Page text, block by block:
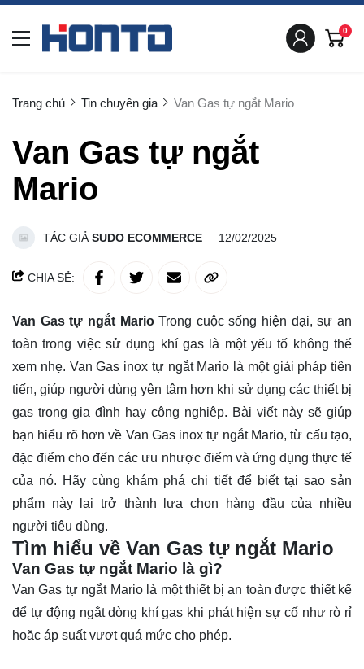
0
Trang chủ Tin chuyên gia Van Gas tự ngắt Mario
Van Gas tự ngắt
Mario
TÁC GIẢ SUDO ECOMMERCE 12/02/2025
CHIA SẺ:
Van Gas tự ngắt MarioTrong cuộc sống hiện đại, sự an
toàn trong việc sử dụng khí gas là một yếu tố không thể
xem nhẹ. Van Gas inox tự ngắt Mario là một giải pháp tiên
tiến, giúp người dùng yên tâm hơn khi sử dụng các thiết bị
gas trong gia đình hay công nghiệp. Bài viết này sẽ giúp
bạn hiểu rõ hơn về Van Gas inox tự ngắt Mario, từ cấu tạo,
đặc điểm cho đến các ưu nhược điểm và ứng dụng thực tế
của nó. Hãy cùng khám phá chi tiết để biết tại sao sản
phẩm này lại trở thành lựa chọn hàng đầu của nhiều
người tiêu dùng.
Tìm hiểu về Van Gas tự ngắt Mario
Van Gas tự ngắt Mario là gì?
Van Gas tự ngắt Mariolà một thiết bị an toàn được thiết kế
để tự động ngắt dòng khí gas khi phát hiện sự cố như rò rỉ
hoặc áp suất vượt quá mức cho phép.